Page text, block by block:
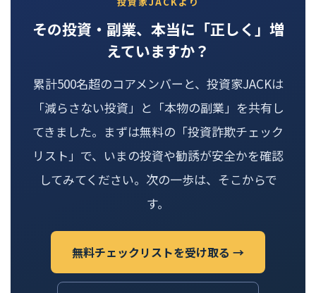
その投資・副業、本当に「正しく」増
えていますか？
累計500名超のコアメンバーと、投資家JACKは
「減らさない投資」と「本物の副業」を共有し
てきました。まずは無料の「投資詐欺チェック
リスト」で、いまの投資や勧誘が安全かを確認
してみてください。次の一歩は、そこからで
す。
無料チェックリストを受け取る →